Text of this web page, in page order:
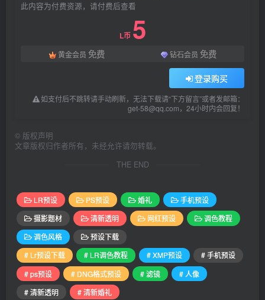
此内容为付费资源，请付费后查看
L币 5
黄金会员 免费 钻石会员 免费
登录购买
如支付后不跳转请手动刷新，无法下载请“下方留言”或者发邮箱：
get-58@qq.com，24小时内会回复！
© 版权声明
文章版权归作者所有，未经允许请勿转载。
THE END
LR预设 PS预设 婚礼
手机预设
摄影题材
清新透明 网红预设
调色教程
调色风格
预设下载
# Lr预设下载
# LR调色教程 # XMP预设
# 手机预设
# ps预设
# DNG格式预设 # 滤镜
# 人像
# 清新透明
# 清新婚礼